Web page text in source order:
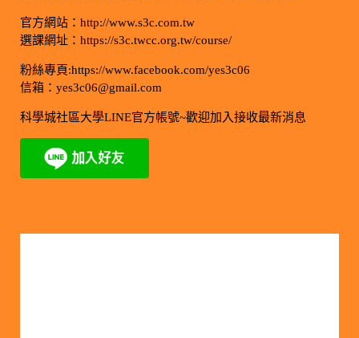
官方網站：http://www.s3c.com.tw
選課網址：https://s3c.twcc.org.tw/course/
粉絲專頁:https://www.facebook.com/yes3c06
信箱：yes3c06@gmail.com
科學城社區大學LINE官方帳號~歡迎加入接收最新消息